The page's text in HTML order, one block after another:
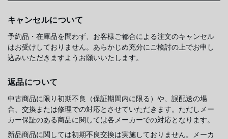
キャンセルについて
予約品・在庫品を問わず、お客様ご都合による注文のキャンセル
はお受けしておりません。あらかじめ充分にご検討の上でお申し
込みいただきますようお願いいたします。
返品について
中古商品に限り初期不良（保証期間内に限る）や、誤配送の場
合、交換または修理での対応とさせていただきます。ただしメー
カー保証のある商品に関しては各メーカーでの対応となります。
新品商品に関しては初期不良交換は実施しておりません。メーカ